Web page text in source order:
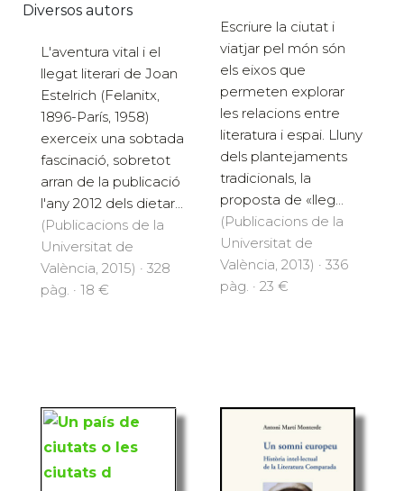
Diversos autors
L'aventura vital i el
llegat literari de Joan
Estelrich (Felanitx,
1896-París, 1958)
exerceix una sobtada
fascinació, sobretot
arran de la publicació
l'any 2012 dels dietar...
(Publicacions de la
Universitat de
València, 2015) · 328
pàg. · 18 €
Escriure la ciutat i
viatjar pel món són
els eixos que
permeten explorar
les relacions entre
literatura i espai. Lluny
dels plantejaments
tradicionals, la
proposta de «lleg...
(Publicacions de la
Universitat de
València, 2013) · 336
pàg. · 23 €